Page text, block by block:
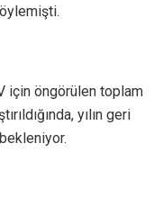
için öngörülen toplam
yılın geri